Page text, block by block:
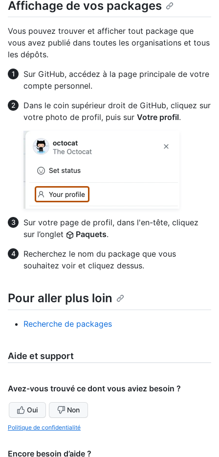
Affichage de vos packages
Vous pouvez trouver et afficher tout package que
vous avez publié dans toutes les organisations et tous
les dépôts.
Sur GitHub, accédez à la page principale de votre
compte personnel.
Dans le coin supérieur droit de GitHub, cliquez sur
votre photo de profil, puis sur Votre profil.
Sur votre page de profil, dans l'en-tête, cliquez
sur l’onglet
Paquets.
Recherchez le nom du package que vous
souhaitez voir et cliquez dessus.
Pour aller plus loin
Recherche de packages
Aide et support
Avez-vous trouvé ce dont vous aviez besoin ?
Oui Non
Politique de confidentialité
Encore besoin d’aide ?